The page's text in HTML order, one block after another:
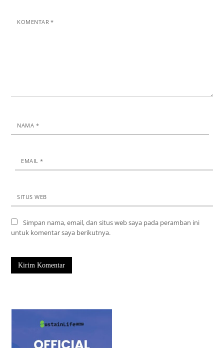
KOMENTAR*
NAMA *
EMAIL*
SITUS WEB
Simpan nama, email, dan situs web saya pada peramban ini
untuk komentar saya berikutnya.